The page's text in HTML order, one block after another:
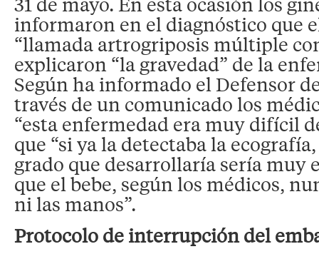
informaron en el diagnóstico que
“llamada artrogriposis múltiple
explicaron “la gravedad” de la
Según ha informado el Defensor
través de un comunicado los
“esta enfermedad era muy difícil
que “si ya la detectaba la
grado que desarrollaría sería muy
que el bebe, según los médicos,
ni las manos”.
Protocolo de interrupción del